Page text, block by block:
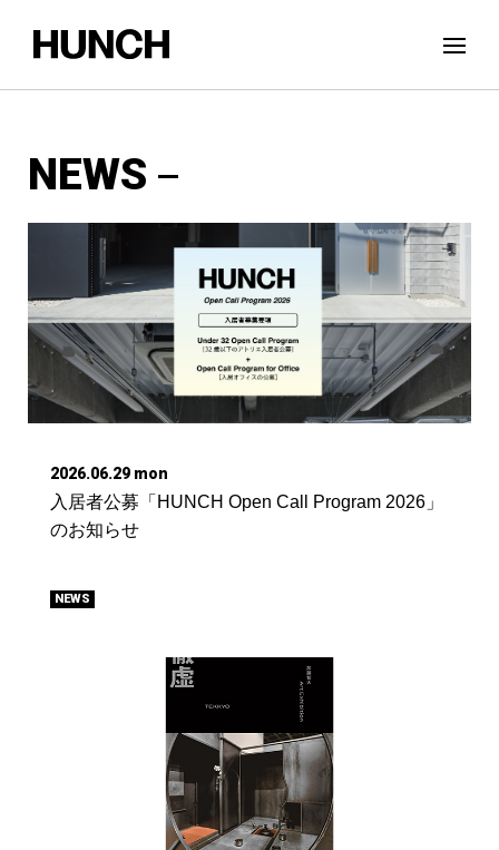
NEWS
2026.06.29 mon
入居者公募「HUNCH Open Call Program 2026」
のお知らせ
NEWS